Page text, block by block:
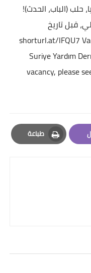
(الباب، الحدث)!
قبل تاريخ
shorturl.at/lFQU7
Suriye Yardım
vacancy, please
طباعة
Print